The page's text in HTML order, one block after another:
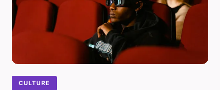
CULTURE